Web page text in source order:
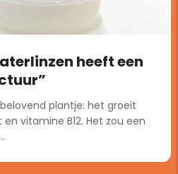
heeft een
plantje: het groeit
vitamine B12. Het zou een